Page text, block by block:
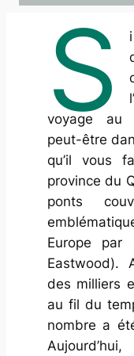
S
voyage au
peut-être
qu’il vous
province du
ponts
Europe
Eastwood).
des milliers
au fil du
nombre a